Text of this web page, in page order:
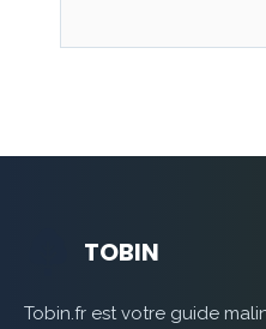
TOBIN
Tobin.fr est votre guide